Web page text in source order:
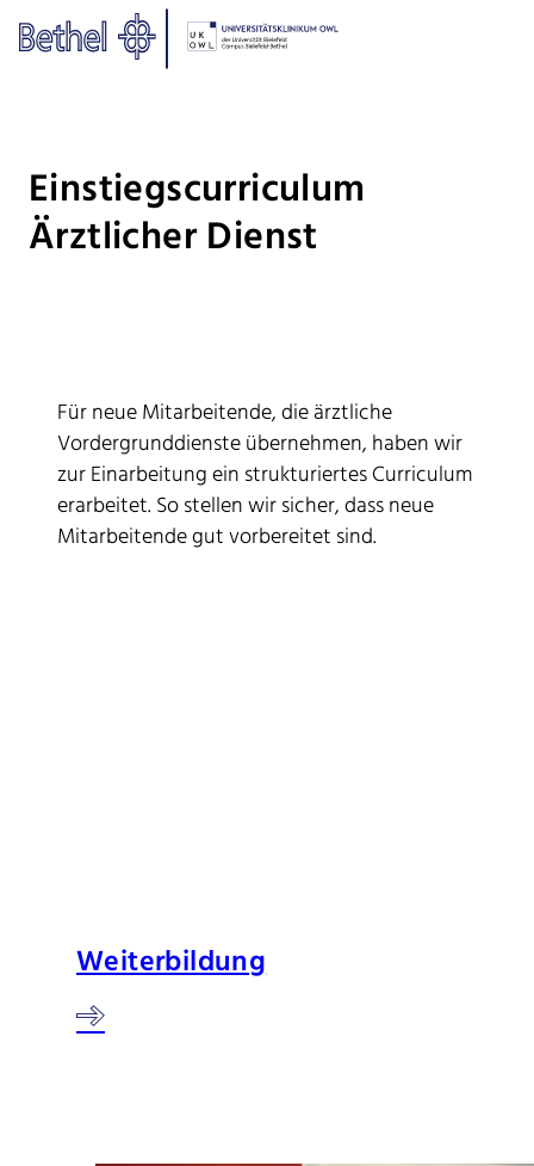
Zum Hauptinhalt springen
Zur Fußzeile springen
Einstiegscurriculum
Ärztlicher Dienst
Für neue Mitarbeitende, die ärztliche
Vordergrunddienste übernehmen, haben wir
zur Einarbeitung ein strukturiertes Curriculum
erarbeitet. So stellen wir sicher, dass neue
Mitarbeitende gut vorbereitet sind.
Weiterbildung